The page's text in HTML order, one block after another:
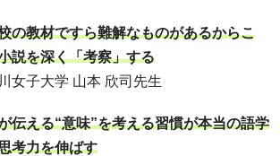
の教材ですら難解なものがあるからこ
説を深く「考察」する
女子大学 山本 欣司先生
伝える“意味”を考える習慣が本当の語学
考力を伸ばす